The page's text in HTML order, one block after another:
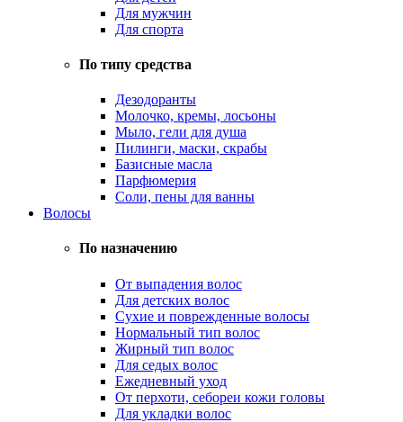
Для мужчин
Для спорта
По типу средства
Дезодоранты
Молочко, кремы, лосьоны
Мыло, гели для душа
Пилинги, маски, скрабы
Базисные масла
Парфюмерия
Соли, пены для ванны
Волосы
По назначению
От выпадения волос
Для детских волос
Сухие и поврежденные волосы
Нормальный тип волос
Жирный тип волос
Для седых волос
Ежедневный уход
От перхоти, себореи кожи головы
Для укладки волос